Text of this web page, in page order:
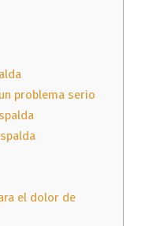
problema serio
el dolor de